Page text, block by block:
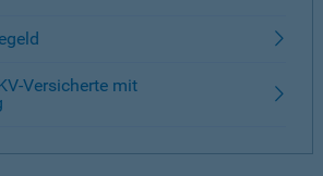
Versicherte mit